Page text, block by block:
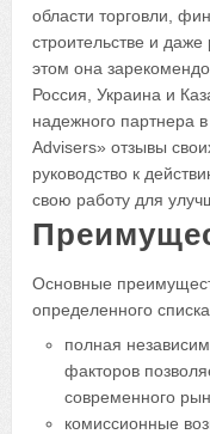
области торговли,
строительстве и
этом она
Россия, Украина и
надежного партнера
Advisers» отзывы
руководство к
свою работу для
Основные
определенного
полная
факторов
современного
комиссионные